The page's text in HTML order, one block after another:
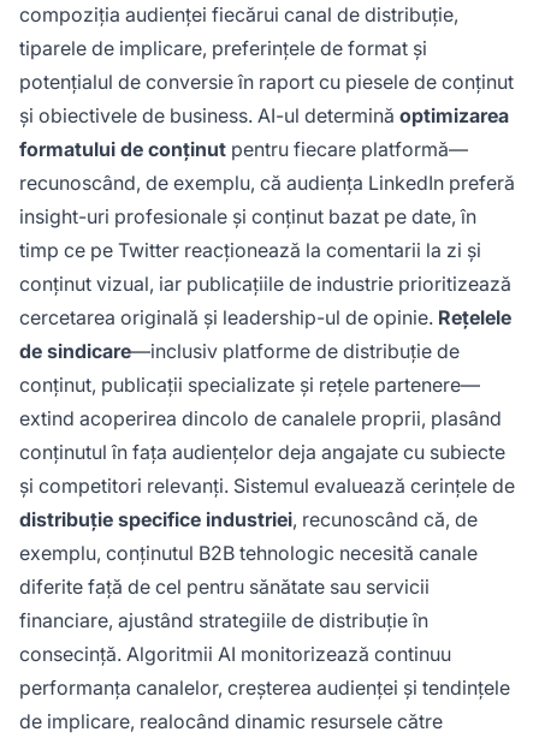
compoziția audienței fiecărui canal de distribuție,
tiparele de implicare, preferințele de format și
potențialul de conversie în raport cu piesele de conținut
și obiectivele de business. AI-ul determină optimizarea
formatului de conținut pentru fiecare platformă—
recunoscând, de exemplu, că audiența LinkedIn preferă
insight-uri profesionale și conținut bazat pe date, în
timp ce pe Twitter reacționează la comentarii la zi și
conținut vizual, iar publicațiile de industrie prioritizează
cercetarea originală și leadership-ul de opinie. Rețelele
de sindicare—inclusiv platforme de distribuție de
conținut, publicații specializate și rețele partenere—
extind acoperirea dincolo de canalele proprii, plasând
conținutul în fața audiențelor deja angajate cu subiecte
și competitori relevanți. Sistemul evaluează cerințele de
distribuție specifice industriei, recunoscând că, de
exemplu, conținutul B2B tehnologic necesită canale
diferite față de cel pentru sănătate sau servicii
financiare, ajustând strategiile de distribuție în
consecință. Algoritmii AI monitorizează continuu
performanța canalelor, creșterea audienței și tendințele
de implicare, realocând dinamic resursele către